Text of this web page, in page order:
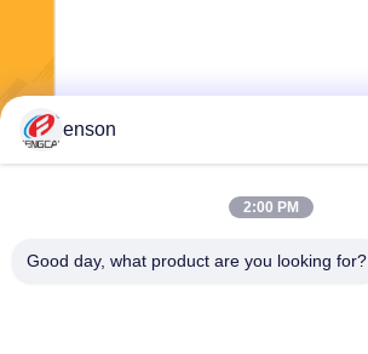
enson
2:00 PM
Good day, what product are you looking for?